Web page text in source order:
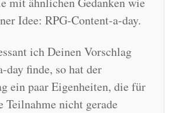
Idee: RPG-Content-a-day.
ich Deinen Vorschlag
finde, so hat der
ein paar Eigenheiten, die für
Teilnahme nicht gerade